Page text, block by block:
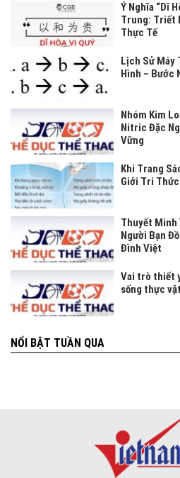
Ý Nghĩa “Dĩ
Trung: Triết
Thực Tế
Lịch Sử Máy
Hình – Bước
Nhóm Kim
Nitric Đặc
Vững
Khi Trang
Giới Tri Thức
Thuyết Minh
Người Bạn
Đình Việt
Vai trò thiết
sống thực vật
NỔI BẬT TUẦN QUA